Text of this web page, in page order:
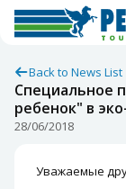
Back to News List
Специальное
ребенок" в
28/06/2018
Уважаемые